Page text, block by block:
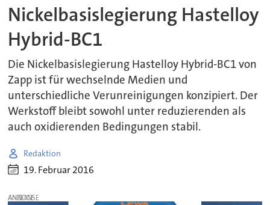
Nickelbasislegierung Hastelloy
Hybrid-BC1
Die Nickelbasislegierung Hastelloy Hybrid-BC1 von
Zapp ist für wechselnde Medien und
unterschiedliche Verunreinigungen konzipiert. Der
Werkstoff bleibt sowohl unter reduzierenden als
auch oxidierenden Bedingungen stabil.
Redaktion
19. Februar 2016
ANZEIGE